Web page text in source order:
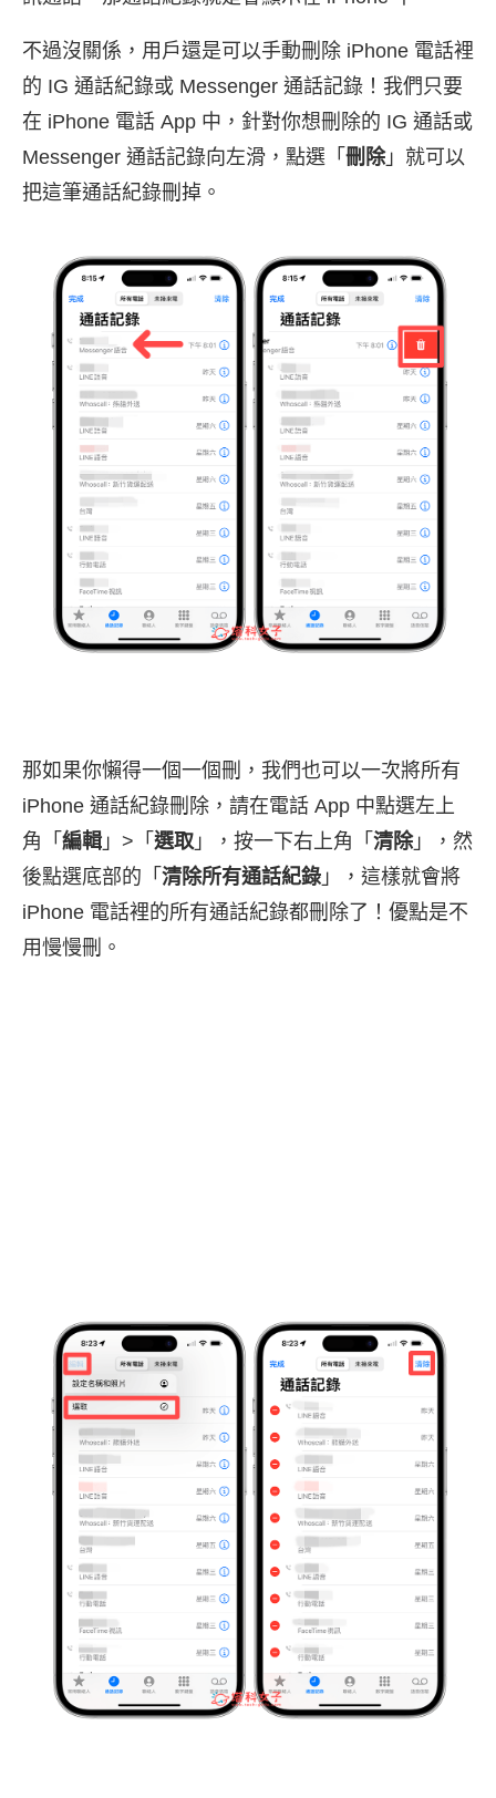
不過沒關係，用戶還是可以手動刪除 iPhone 電話裡
的 IG 通話紀錄或 Messenger 通話記錄！我們只要
在 iPhone 電話 App 中，針對你想刪除的 IG 通話或
Messenger 通話記錄向左滑，點選「 刪除」就可以
把這筆通話紀錄刪掉。
那如果你懶得一個一個刪，我們也可以一次將所有
iPhone 通話紀錄刪除，請在電話 App 中點選左上
角「 編輯 」>「 選取」，按一下右上角「 清除」，然
後點選底部的「 清除所有通話紀錄 」，這樣就會將
iPhone 電話裡的所有通話紀錄都刪除了！優點是不
用慢慢刪。